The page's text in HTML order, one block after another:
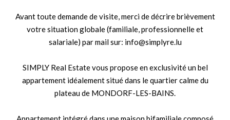
Avant toute demande de visite, merci de décrire brièvement
votre situation globale (familiale, professionnelle et
salariale) par mail sur: info@simplyre.lu
SIMPLY Real Estate vous propose en exclusivité un bel
appartement idéalement situé dans le quartier calme du
plateau de MONDORF-LES-BAINS.